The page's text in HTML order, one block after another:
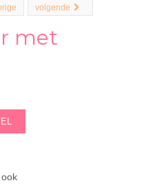
volgende
met